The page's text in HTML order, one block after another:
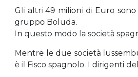
Gli altri 49 milioni di Euro
gruppo Boluda.
In questo modo la società
Mentre le due società
è il Fisco spagnolo. I dirigenti